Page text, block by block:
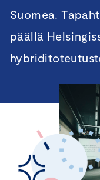
Suomea.
päällä